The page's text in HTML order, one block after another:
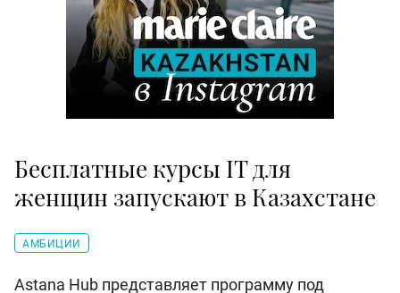
Бесплатные курсы IT для
женщин запускают в Казахстане
АМБИЦИИ
Astana Hub представляет программу под